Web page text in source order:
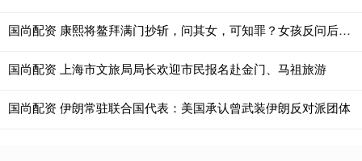
国尚配资 康熙将鳌拜满门抄斩，问其女，可知罪？女孩反问后，当场脸色大变
国尚配资 上海市文旅局局长欢迎市民报名赴金门、马祖旅游
国尚配资 伊朗常驻联合国代表：美国承认曾武装伊朗反对派团体